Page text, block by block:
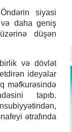
siyasi
daha geniş
düşən
birlik və dövlət
ideyalar
məfkurəsində
tapıb.
ətrafında